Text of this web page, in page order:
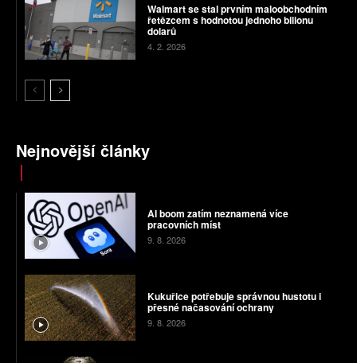
Walmart se stal prvním maloobchodním
řetězcem s hodnotou jednoho bilionu
dolarů
4. 2. 2026
Nejnovější články
AI boom zatím neznamená více
pracovních míst
9. 8. 2026
Kukuřice potřebuje správnou hustotu i
přesné načasování ochrany
9. 8. 2026